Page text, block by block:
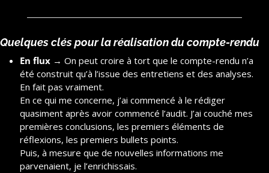
Quelques clés pour la réalisation du compte-rendu
En flux → On peut croire à tort que le compte-rendu n’a
été construit qu’à l’issue des entretiens et des analyses.
En fait pas vraiment.
En ce qui me concerne, j’ai commencé à le rédiger
quasiment après avoir commencé l’audit. J’ai couché mes
premières conclusions, les premiers éléments de
réflexions, les premiers bullets points.
Puis, à mesure que de nouvelles informations me
parvenaient, je l’enrichissais.